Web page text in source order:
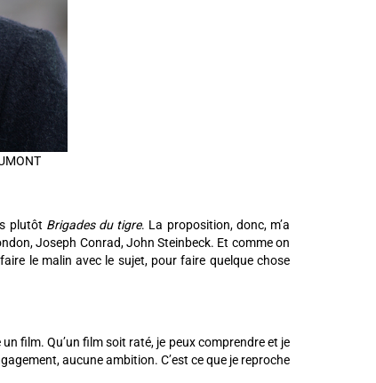
plutôt Brigades du tigre. La proposition, donc, m’a
Joseph Conrad, John Steinbeck. Et comme on
le malin avec le sujet, pour faire quelque chose
film. Qu’un film soit raté, je peux comprendre et je
aucune ambition. C’est ce que je reproche